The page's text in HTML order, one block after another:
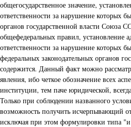
общегосударственное значение,
ответственности за нарушение которых
органов государственной власти
общефедеральных правил, установление
ответственности за нарушение которых
федеральных законодательных органов
содержится. Данный факт можно
явления, ибо четкое обозначение всех
институции, тем паче юридической,
Только при соблюдении названного
возможность получить исчерпывающий
исключая при этом формулировки типа